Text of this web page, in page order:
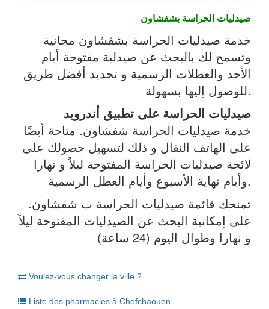
صيدليات الحراسة بشفشاون
خدمة صيدليات الحراسة بشفشاون مجانية
وتسمح لك بالبحث عن صيدلية مفتوحة أيام
الأحد والعطلات الرسمية و تحديد أفضل طريق
للوصول إليها بسهولة.
صيدليات الحراسة على تطبيق أندرويد
خدمة صيدليات الحراسة شفشاون. متاحة أيضًا
على الهاتف النقال و ذلك لتسهيل حصولك على
لائحة صيدليات الحراسة المفتوحة ليلاً و نهارا
وأيام نهاية الأسبوع وأيام العطل الرسمية.
تمنحك قائمة صيدليات الحراسة ب شفشاون.
على إمكانية البحث عن الصيدليات المفتوحة ليلاً
و نهارا وطوال اليوم (24 ساعة)
Voulez-vous changer la ville ?
Liste des pharmacies à Chefchaouen